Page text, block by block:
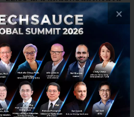
Commerce อย่างเต็มรูป
ครั้งนี้ ถือเป็นอีกหนึ่งการ
ารผสานรวมและนำเอาความ
บน LINE Ecosystem มาสร้าง
สนุนไลฟ์สไตล์ยุคใหม่ และตอกย้ำ
มุ่งสู่การเป็นโครงสร้างพื้นฐานที่
×